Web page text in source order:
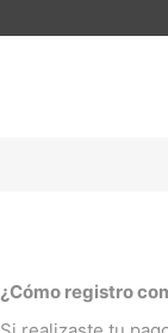
¿Cómo registro